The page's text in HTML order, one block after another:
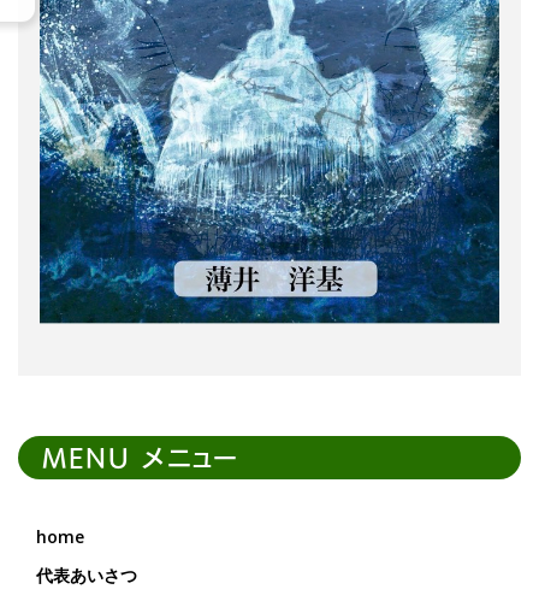
MENU メニュー
home
代表あいさつ